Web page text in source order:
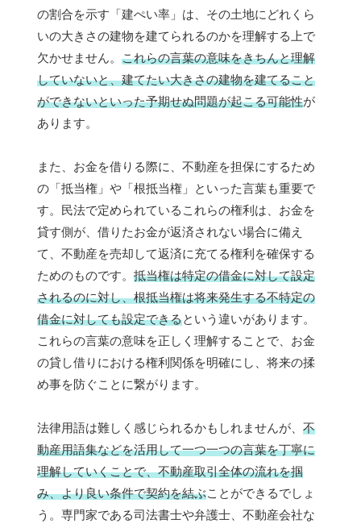
の割合を示す「建ぺい率」は、その土地にどれくら
いの大きさの建物を建てられるのかを理解する上で
欠かせません。 これらの言葉の意味をきちんと理解
していないと、建てたい大きさの建物を建てること
ができないといった予期せぬ問題が起こる可能性が
あります。
また、お金を借りる際に、不動産を担保にするため
の「抵当権」や「根抵当権」といった言葉も重要で
す。民法で定められているこれらの権利は、お金を
貸す側が、借りたお金が返済されない場合に備え
て、不動産を売却して返済に充てる権利を確保する
ためのものです。 抵当権は特定の借金に対して設定
されるのに対し、根抵当権は将来発生する不特定の
借金に対しても設定できるという違いがあります。
これらの言葉の意味を正しく理解することで、お金
の貸し借りにおける権利関係を明確にし、将来の揉
め事を防ぐことに繋がります。
法律用語は難しく感じられるかもしれませんが、 不
動産用語集などを活用して一つ一つの言葉を丁寧に
理解していくことで、不動産取引全体の流れを掴
み、より良い条件で契約を結ぶことができるでしょ
う。専門家である司法書士や弁護士、不動産会社な